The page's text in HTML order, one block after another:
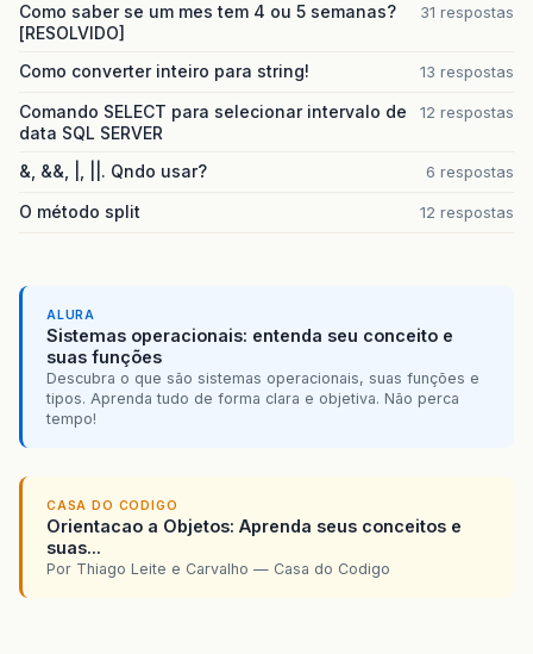
Como saber se um mes tem 4 ou 5 semanas?
[RESOLVIDO]
31 respostas
Como converter inteiro para string! 13 respostas
Comando SELECT para selecionar intervalo de
data SQL SERVER
12 respostas
&, &&, |, ||. Qndo usar? 6 respostas
O método split 12 respostas
ALURA
Sistemas operacionais: entenda seu conceito e
suas funções
Descubra o que são sistemas operacionais, suas funções e
tipos. Aprenda tudo de forma clara e objetiva. Não perca
tempo!
CASA DO CODIGO
Orientacao a Objetos: Aprenda seus conceitos e
suas...
Por Thiago Leite e Carvalho — Casa do Codigo